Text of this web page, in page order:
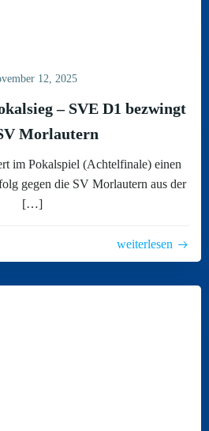
12, 2025
– SVE D1 bezwingt
Morlautern
im Pokalspiel (Achtelfinale) einen
gegen die SV Morlautern aus der
[…]
weiterlesen